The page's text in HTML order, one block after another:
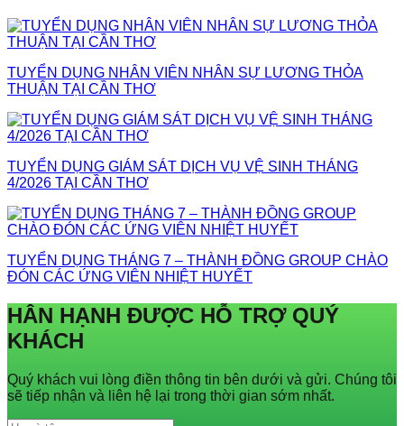
TUYỂN DỤNG NHÂN VIÊN NHÂN SỰ LƯƠNG THỎA
THUẬN TẠI CẦN THƠ
TUYỂN DỤNG GIÁM SÁT DỊCH VỤ VỆ SINH THÁNG
4/2026 TẠI CẦN THƠ
TUYỂN DỤNG THÁNG 7 – THÀNH ĐỒNG GROUP CHÀO
ĐÓN CÁC ỨNG VIÊN NHIỆT HUYẾT
HÂN HẠNH ĐƯỢC HỖ TRỢ QUÝ
KHÁCH
Quý khách vui lòng điền thông tin bên dưới và gửi. Chúng tôi
sẽ tiếp nhận và liên hệ lại trong thời gian sớm nhất.